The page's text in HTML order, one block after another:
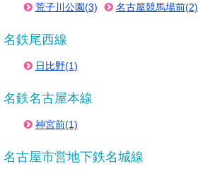
荒子川公園(3) 名古屋競馬場前(2)
名鉄尾西線
日比野(1)
名鉄名古屋本線
神宮前(1)
名古屋市営地下鉄名城線